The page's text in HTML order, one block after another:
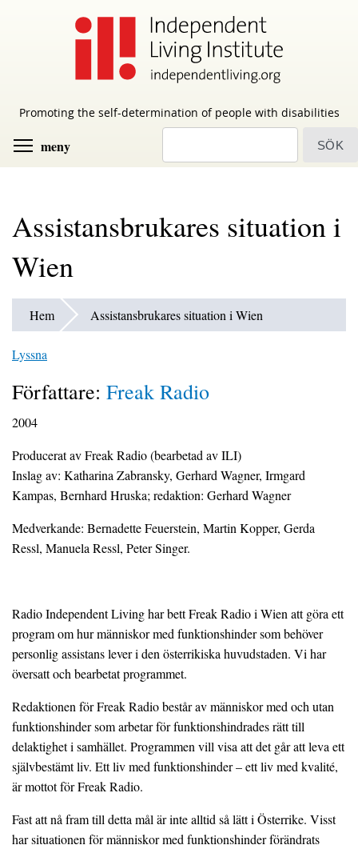
Promoting the self-determination of people with disabilities
meny
Assistansbrukares situation i
Wien
Hem Assistansbrukares situation i Wien
Lyssna
Författare: Freak Radio
2004
Producerat av Freak Radio (bearbetad av ILI)
Inslag av: Katharina Zabransky, Gerhard Wagner, Irmgard
Kampas, Bernhard Hruska; redaktion: Gerhard Wagner
Medverkande: Bernadette Feuerstein, Martin Kopper, Gerda
Ressl, Manuela Ressl, Peter Singer.
Radio Independent Living har bett Freak Radio i Wien att göra ett
program om hur människor med funktionshinder som behöver
personlig assistans lever i den österrikiska huvudstaden. Vi har
översatt och bearbetat programmet.
Redaktionen för Freak Radio består av människor med och utan
funktionshinder som arbetar för funktionshindrades rätt till
delaktighet i samhället. Programmen vill visa att det går att leva ett
självbestämt liv. Ett liv med funktionshinder – ett liv med kvalité,
är mottot för Freak Radio.
Fast att nå fram till detta mål är inte alltid så lätt i Österrike. Visst
har situationen för människor med funktionshinder förändrats